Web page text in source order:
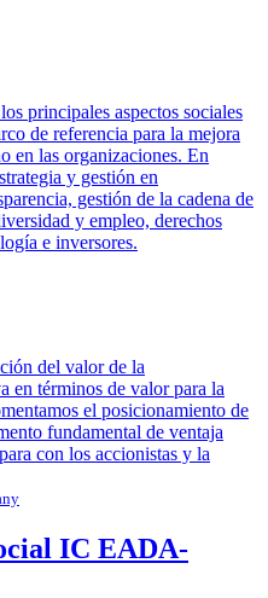
principales aspectos sociales
de referencia para la mejora
en las organizaciones. En
y gestión en
gestión de la cadena de
y empleo, derechos
e inversores.
del valor de la
en términos de valor para la
el posicionamiento de
fundamental de ventaja
con los accionistas y la
IC EADA-